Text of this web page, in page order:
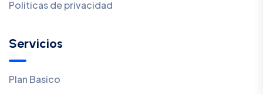
Politicas de privacidad
Servicios
Plan Basico